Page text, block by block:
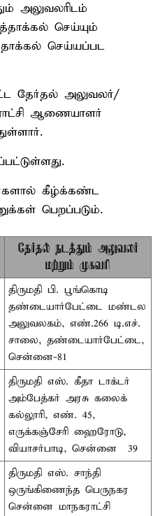
அலுவலரிடம்
செய்யும்
தாக்கல் செய்யப்பட
தேர்தல் அலுவலர்/
ஆணையாளர்
கீழ்க்கண்ட
பெறப்படும்.
தேர்தல் நடத்தும் அலுவலர்
மற்றும் முகவரி
திருமதி பி. பூங்கொடி
தண்டையார்பேட்டை மண்டல
அலுவலகம், எண்.266 டி.எச்.
சாலை, தண்டையார்பேட்டை,
சென்னை-81
திருமதி எஸ். கீதா டாக்டர்
அம்பேத்கர் அரசு கலைக்
கல்லூரி, எண். 45,
எருக்கஞ்சேரி ஹைரோடு,
வியாசர்பாடி, சென்னை – 39
திருமதி எஸ். சாந்தி
ஒருங்கிணைந்த பெருநகர
சென்னை மாநகராட்சி